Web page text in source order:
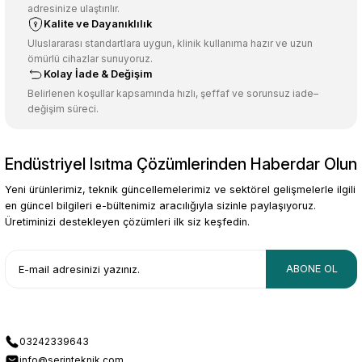
Ürün bilgilerinde hatalar bulunuyor.
Ürün fiyatı diğer sitelerden daha pahalı.
Bu ürüne benzer farklı alternatifler olmalı.
Gönder
adresinize ulaştırılır.
Kalite ve Dayanıklılık
Uluslararası standartlara uygun, klinik kullanıma hazır ve uzun
ömürlü cihazlar sunuyoruz.
Kolay İade & Değişim
Belirlenen koşullar kapsamında hızlı, şeffaf ve sorunsuz iade–
değişim süreci.
Endüstriyel Isıtma Çözümlerinden Haberdar Olun
Yeni ürünlerimiz, teknik güncellemelerimiz ve sektörel gelişmelerle ilgili
en güncel bilgileri e-bültenimiz aracılığıyla sizinle paylaşıyoruz.
Üretiminizi destekleyen çözümleri ilk siz keşfedin.
ABONE OL
03242339643